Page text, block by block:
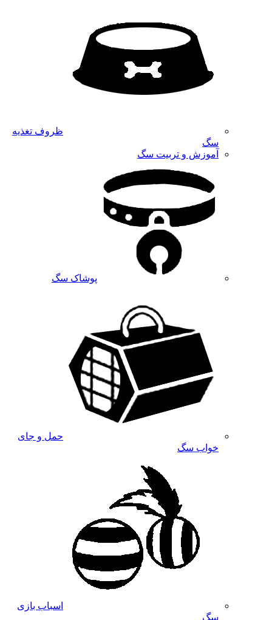
ظروف تغذیه
سگ
آموزش و تربیت سگ
پوشاک سگ
حمل و جای
خواب سگ
اسباب بازی
سگ